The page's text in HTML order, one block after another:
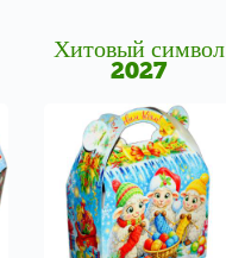
Хитовый символ
2027